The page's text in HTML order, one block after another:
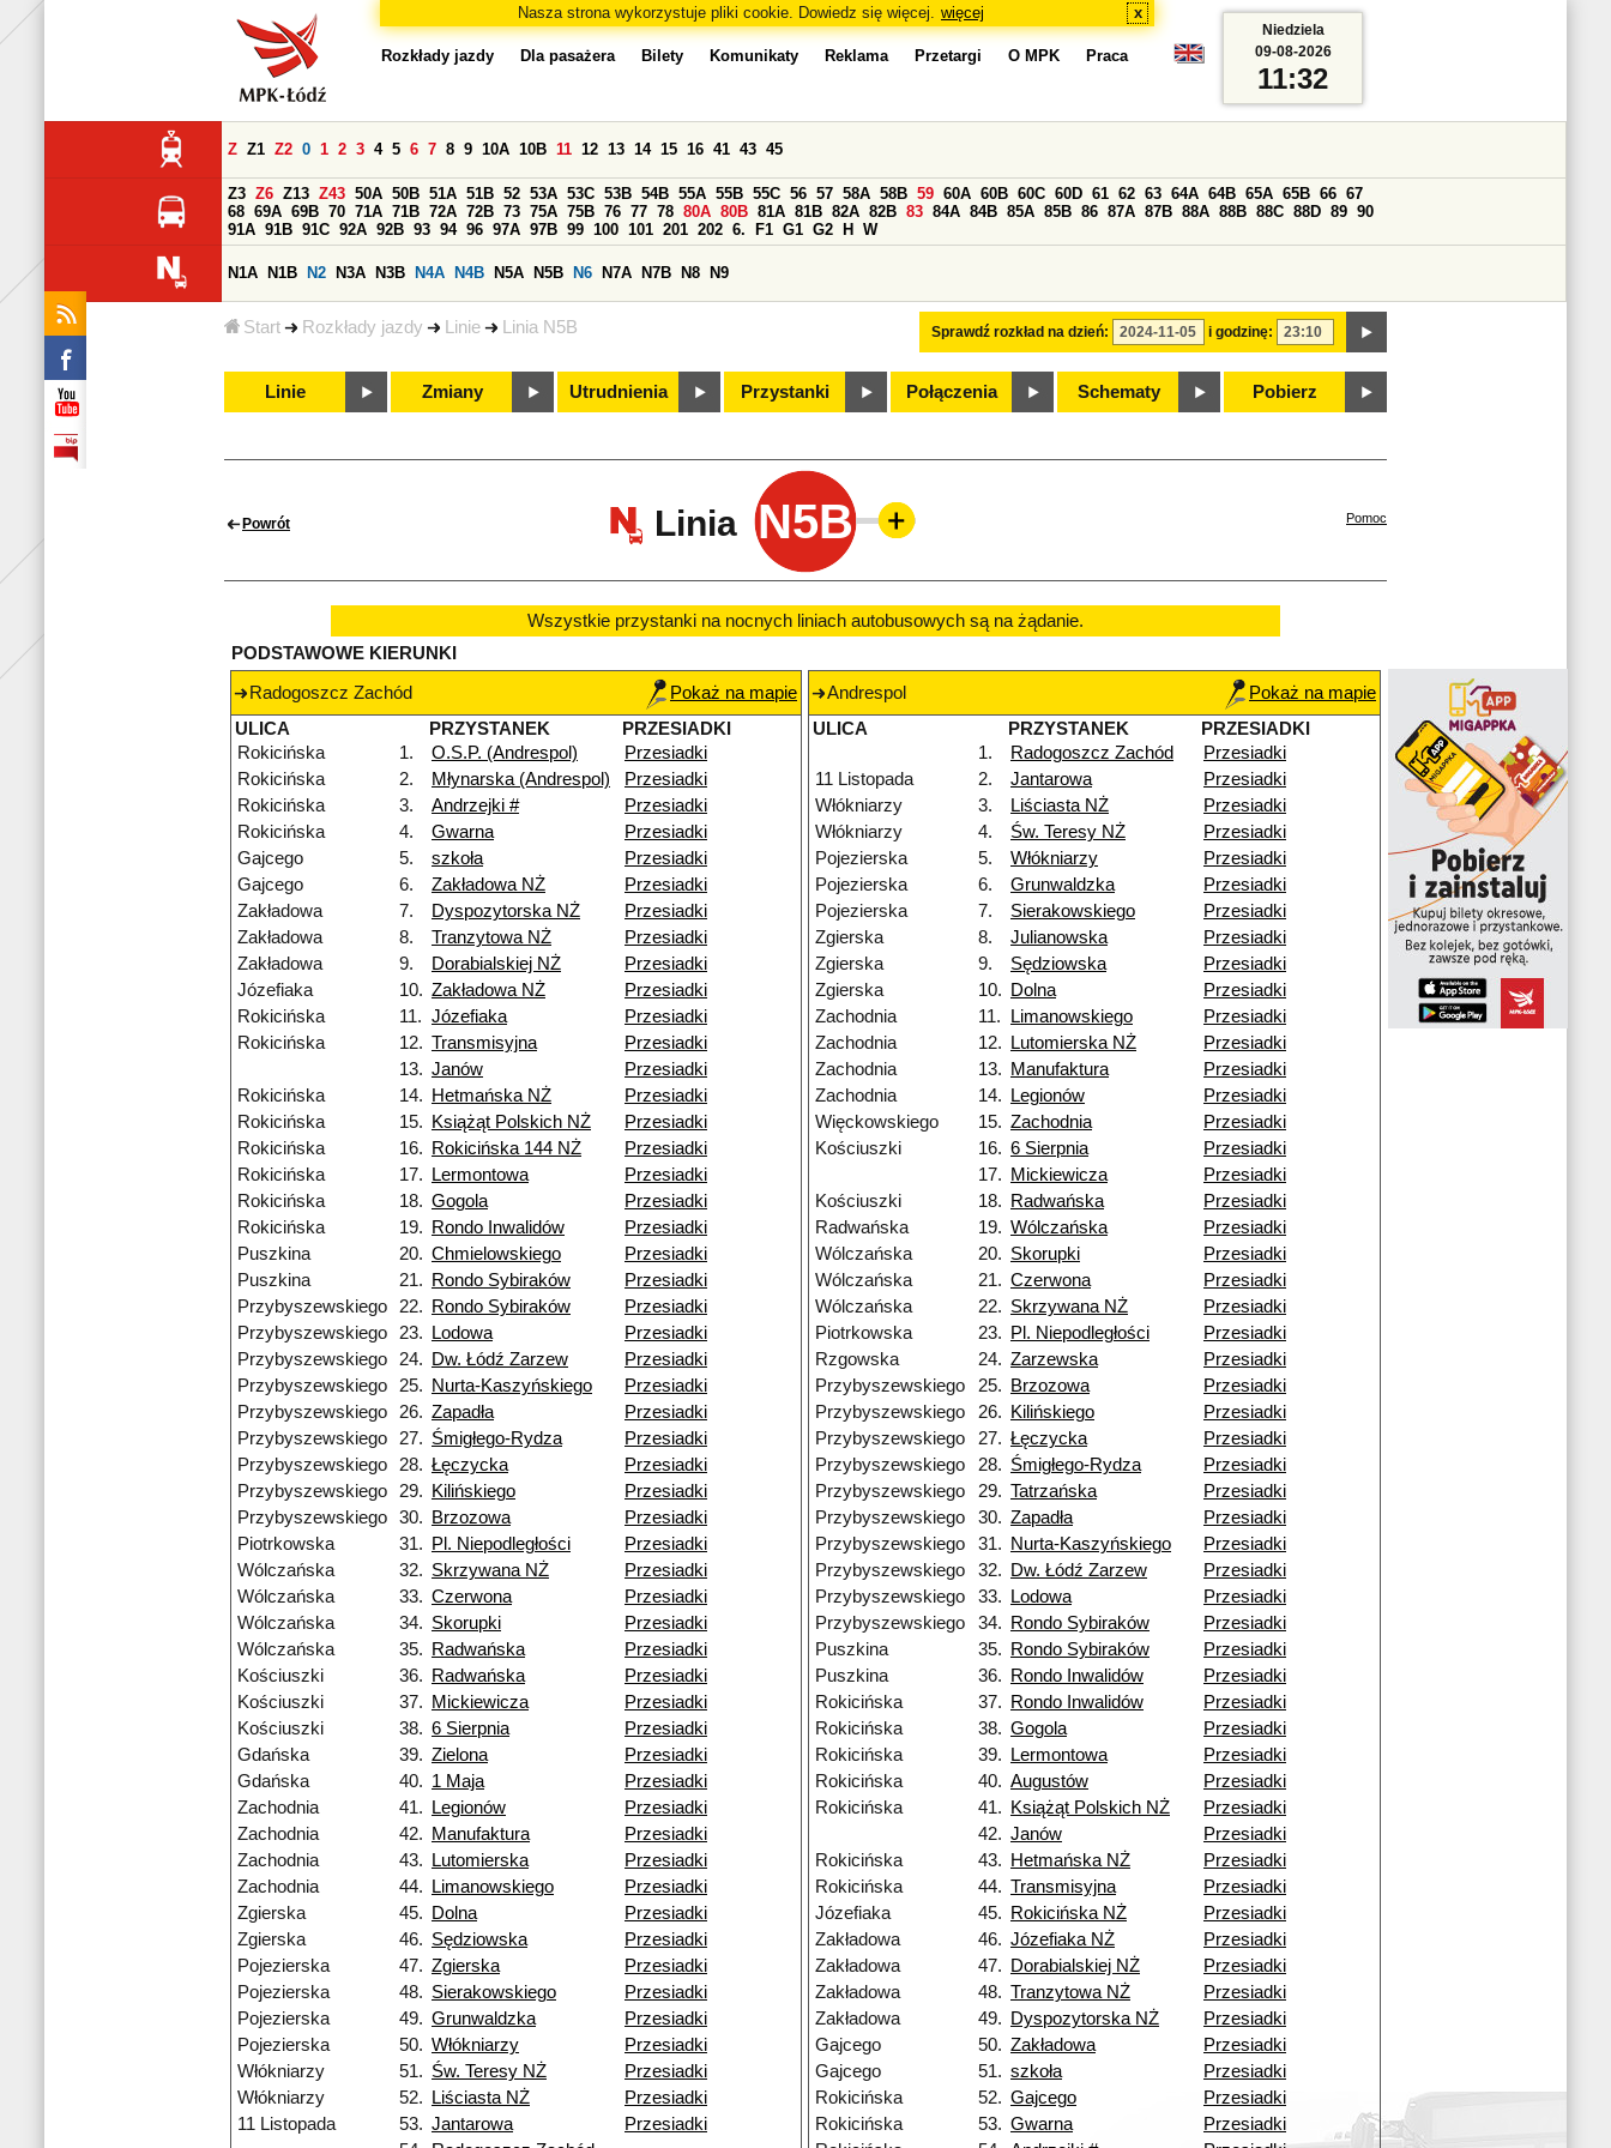
Nasza strona wykorzystuje pliki cookie. Dowiedz się więcej. więcej x
Start Rozkłady jazdy Linie Linia N5B
Rozkłady jazdy Dla pasażera Bilety Komunikaty Reklama Przetargi O MPK Praca
Sprawdź rozkład na dzień: i godzinę:
Z Z1 Z2 0 1 2 3 4 5 6 7 8 9 10A 10B 11 12 13 14 15 16 41 43 45
Z3 Z6 Z13 Z43 50A 50B 51A 51B 52 53A 53C 53B 54B 55A 55B 55C 56 57 58A 58B 59 60A 60B 60C 60D 61 62 63 64A 64B 65A 65B 66 67
68 69A 69B 70 71A 71B 72A 72B 73 75A 75B 76 77 78 80A 80B 81A 81B 82A 82B 83 84A 84B 85A 85B 86 87A 87B 88A 88B 88C 88D 89 90
91A 91B 91C 92A 92B 93 94 96 97A 97B 99 100 101 201 202 6. F1 G1 G2 H W
N1A N1B N2 N3A N3B N4A N4B N5A N5B N6 N7A N7B N8 N9
Linie Zmiany Utrudnienia Przystanki Połączenia Schematy Pobierz
Niedziela
09-08-2026
11:32
Powrót Linia N5B Pomoc
Wszystkie przystanki na nocnych liniach autobusowych są na żądanie.
PODSTAWOWE KIERUNKI
Radogoszcz Zachód
Pokaż na mapie
ULICA
PRZYSTANEK
PRZESIADKI
Rokicińska
1. O.S.P. (Andrespol)
Przesiadki
Rokicińska
2. Młynarska (Andrespol)
Przesiadki
Rokicińska
3. Andrzejki #
Przesiadki
Rokicińska
4. Gwarna
Przesiadki
Gajcego
5. szkoła
Przesiadki
Gajcego
6. Zakładowa NŻ
Przesiadki
Zakładowa
7. Dyspozytorska NŻ
Przesiadki
Zakładowa
8. Tranzytowa NŻ
Przesiadki
Zakładowa
9. Dorabialskiej NŻ
Przesiadki
Józefiaka
10. Zakładowa NŻ
Przesiadki
Rokicińska
11. Józefiaka
Przesiadki
Rokicińska
12. Transmisyjna
Przesiadki
13. Janów
Przesiadki
Rokicińska
14. Hetmańska NŻ
Przesiadki
Rokicińska
15. Książąt Polskich NŻ
Przesiadki
Rokicińska
16. Rokicińska 144 NŻ
Przesiadki
Rokicińska
17. Lermontowa
Przesiadki
Rokicińska
18. Gogola
Przesiadki
Rokicińska
19. Rondo Inwalidów
Przesiadki
Puszkina
20. Chmielowskiego
Przesiadki
Puszkina
21. Rondo Sybiraków
Przesiadki
Przybyszewskiego
22. Rondo Sybiraków
Przesiadki
Przybyszewskiego
23. Lodowa
Przesiadki
Przybyszewskiego
24. Dw. Łódź Zarzew
Przesiadki
Przybyszewskiego
25. Nurta-Kaszyńskiego
Przesiadki
Przybyszewskiego
26. Zapadła
Przesiadki
Przybyszewskiego
27. Śmigłego-Rydza
Przesiadki
Przybyszewskiego
28. Łęczycka
Przesiadki
Przybyszewskiego
29. Kilińskiego
Przesiadki
Przybyszewskiego
30. Brzozowa
Przesiadki
Piotrkowska
31. Pl. Niepodległości
Przesiadki
Wólczańska
32. Skrzywana NŻ
Przesiadki
Wólczańska
33. Czerwona
Przesiadki
Wólczańska
34. Skorupki
Przesiadki
Wólczańska
35. Radwańska
Przesiadki
Kościuszki
36. Radwańska
Przesiadki
Kościuszki
37. Mickiewicza
Przesiadki
Kościuszki
38. 6 Sierpnia
Przesiadki
Gdańska
39. Zielona
Przesiadki
Gdańska
40. 1 Maja
Przesiadki
Zachodnia
41. Legionów
Przesiadki
Zachodnia
42. Manufaktura
Przesiadki
Zachodnia
43. Lutomierska
Przesiadki
Zachodnia
44. Limanowskiego
Przesiadki
Zgierska
45. Dolna
Przesiadki
Zgierska
46. Sędziowska
Przesiadki
Pojezierska
47. Zgierska
Przesiadki
Pojezierska
48. Sierakowskiego
Przesiadki
Pojezierska
49. Grunwaldzka
Przesiadki
Pojezierska
50. Włókniarzy
Przesiadki
Włókniarzy
51. Św. Teresy NŻ
Przesiadki
Włókniarzy
52. Liściasta NŻ
Przesiadki
11 Listopada
53. Jantarowa
Przesiadki
Andrespol
Pokaż na mapie
ULICA
PRZYSTANEK
PRZESIADKI
1.
Radogoszcz Zachód
Przesiadki
11 Listopada
2. Jantarowa
Przesiadki
Włókniarzy
3. Liściasta NŻ
Przesiadki
Włókniarzy
4. Św. Teresy NŻ
Przesiadki
Pojezierska
5. Włókniarzy
Przesiadki
Pojezierska
6. Grunwaldzka
Przesiadki
Pojezierska
7. Sierakowskiego
Przesiadki
Zgierska
8. Julianowska
Przesiadki
Zgierska
9. Sędziowska
Przesiadki
Zgierska
10. Dolna
Przesiadki
Zachodnia
11. Limanowskiego
Przesiadki
Zachodnia
12. Lutomierska NŻ
Przesiadki
Zachodnia
13. Manufaktura
Przesiadki
Zachodnia
14. Legionów
Przesiadki
Więckowskiego
15. Zachodnia
Przesiadki
Kościuszki
16. 6 Sierpnia
Przesiadki
17.
Mickiewicza
Przesiadki
Kościuszki
18. Radwańska
Przesiadki
Radwańska
19. Wólczańska
Przesiadki
Wólczańska
20. Skorupki
Przesiadki
Wólczańska
21. Czerwona
Przesiadki
Wólczańska
22. Skrzywana NŻ
Przesiadki
Piotrkowska
23. Pl. Niepodległości
Przesiadki
Rzgowska
24. Zarzewska
Przesiadki
Przybyszewskiego
25. Brzozowa
Przesiadki
Przybyszewskiego
26. Kilińskiego
Przesiadki
Przybyszewskiego
27. Łęczycka
Przesiadki
Przybyszewskiego
28. Śmigłego-Rydza
Przesiadki
Przybyszewskiego
29. Tatrzańska
Przesiadki
Przybyszewskiego
30. Zapadła
Przesiadki
Przybyszewskiego
31. Nurta-Kaszyńskiego
Przesiadki
Przybyszewskiego
32. Dw. Łódź Zarzew
Przesiadki
Przybyszewskiego
33. Lodowa
Przesiadki
Przybyszewskiego
34. Rondo Sybiraków
Przesiadki
Puszkina
35. Rondo Sybiraków
Przesiadki
Puszkina
36. Rondo Inwalidów
Przesiadki
Rokicińska
37. Rondo Inwalidów
Przesiadki
Rokicińska
38. Gogola
Przesiadki
Rokicińska
39. Lermontowa
Przesiadki
Rokicińska
40. Augustów
Przesiadki
Rokicińska
41. Książąt Polskich NŻ
Przesiadki
42. Janów
Przesiadki
Rokicińska
43. Hetmańska NŻ
Przesiadki
Rokicińska
44. Transmisyjna
Przesiadki
Józefiaka
45. Rokicińska NŻ
Przesiadki
Zakładowa
46. Józefiaka NŻ
Przesiadki
Zakładowa
47. Dorabialskiej NŻ
Przesiadki
Zakładowa
48. Tranzytowa NŻ
Przesiadki
Zakładowa
49. Dyspozytorska NŻ
Przesiadki
Gajcego
50. Zakładowa
Przesiadki
Gajcego
51. szkoła
Przesiadki
Rokicińska
52. Gajcego
Przesiadki
Rokicińska
53. Gwarna
Przesiadki